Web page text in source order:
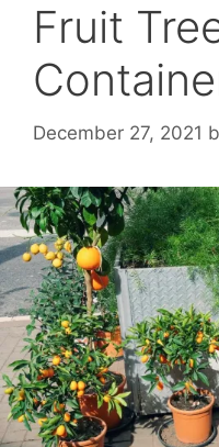
Fruit
December 27, 2021